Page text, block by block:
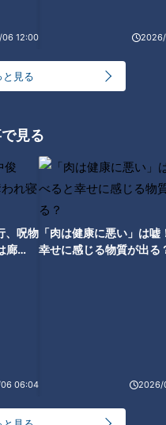
12:00
と見る
見る
、呪物
廊
06:04
「肉は健康に悪い」は嘘
幸せに感じる物質が出る
2026/
に積み上げられた40
愛知・刈谷市「キッチンよ